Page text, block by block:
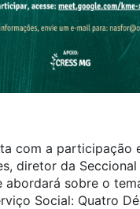
com a participação
diretor da
abordará sobre o
Social: Quatro